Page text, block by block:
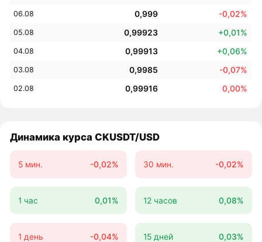
06.08 0,999 -0,02%
05.08 0,99923 +0,01%
04.08 0,99913 +0,06%
03.08 0,9985 -0,07%
02.08 0,99916 0,00%
Динамика курса CKUSDT/USD
5 мин. -0,02% 30 мин. -0,02%
1 час 0,01% 12 часов 0,08%
1 день -0,04% 15 дней 0,03%